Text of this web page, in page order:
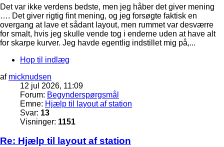
Det var ikke verdens bedste, men jeg håber det giver mening
…. Det giver rigtig fint mening, og jeg forsøgte faktisk en
overgang at lave et sådant layout, men rummet var desværre
for smalt, hvis jeg skulle vende tog i enderne uden at have alt
for skarpe kurver. Jeg havde egentlig indstillet mig på,...
Hop til indlæg
af micknudsen
12 jul 2026, 11:09
Forum: Begynderspørgsmål
Emne: Hjælp til layout af station
Svar: 13
Visninger: 1151
Re: Hjælp til layout af station